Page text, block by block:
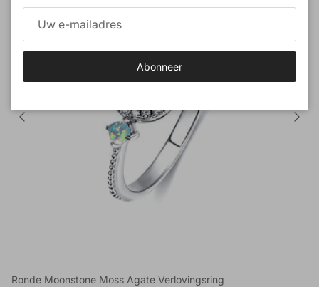
Ronde Moonstone Moss Agate Verlovingsring
Abonneer